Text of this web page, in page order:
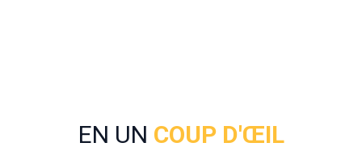
EN UN COUP D'ŒIL